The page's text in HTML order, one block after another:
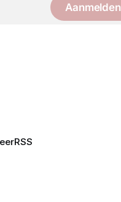
Aanmelden
RSS